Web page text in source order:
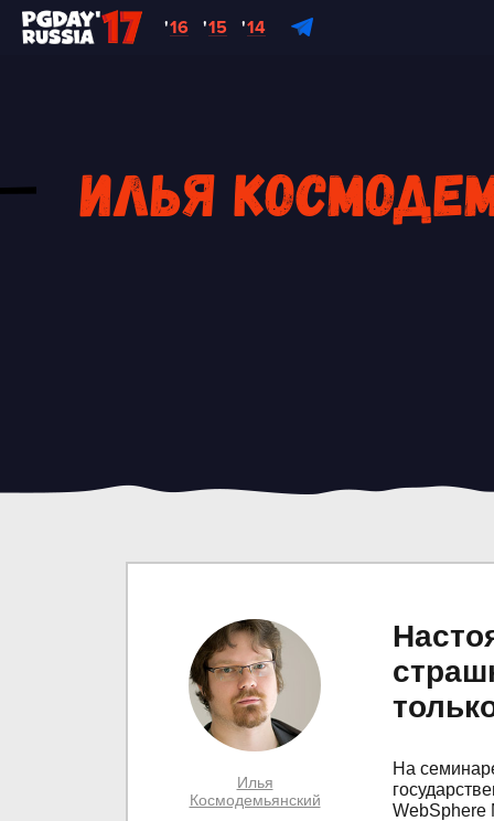
'16 '15 '14
Илья
Илья
Космодемьянский
На
WebSphere